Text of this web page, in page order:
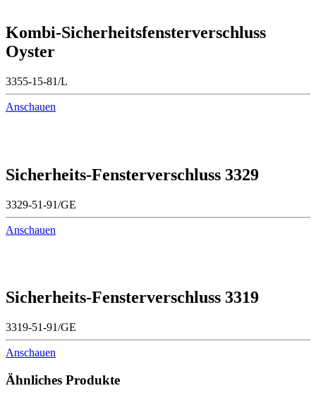
Kombi-Sicherheitsfensterverschluss
Oyster
3355-15-81/L
Anschauen
Sicherheits-Fensterverschluss 3329
3329-51-91/GE
Anschauen
Sicherheits-Fensterverschluss 3319
3319-51-91/GE
Anschauen
Ähnliches Produkte